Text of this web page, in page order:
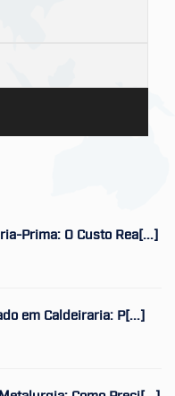
Prima: O Custo Rea[...]
em Caldeiraria: P[...]